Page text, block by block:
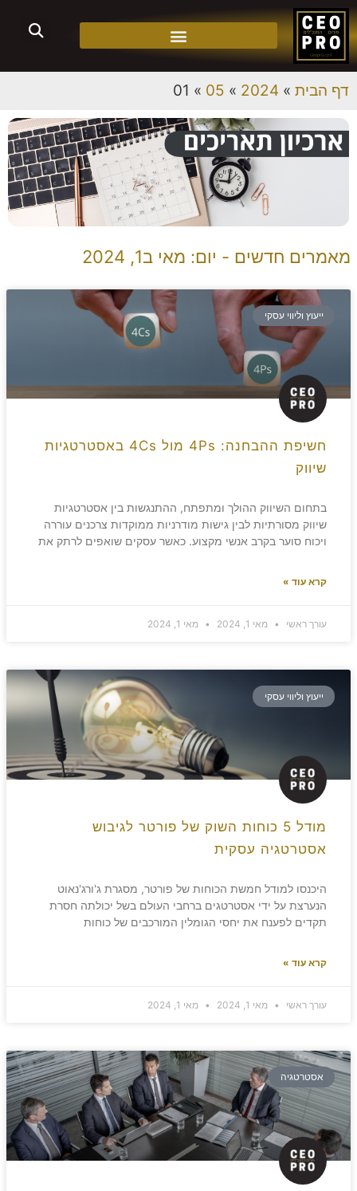
דף הבית »
2024
»
05
»
מאמרים חדשים - יום: מאי ב1, 2024
ייעוץ וליווי עסקי
חשיפת ההבחנה: 4Ps מול 4Cs באסטרטגיות
שיווק
בתחום השיווק ההולך ומתפתח, ההתנגשות בין אסטרטגיות
שיווק מסורתיות לבין גישות מודרניות ממוקדות צרכנים עוררה
ויכוח סוער בקרב אנשי מקצוע. כאשר עסקים שואפים לרתק את
קרא עוד »
עורך ראשי מאי 1, 2024 מאי 1, 2024
ייעוץ וליווי עסקי
מודל 5 כוחות השוק של פורטר לגיבוש
אסטרטגיה עסקית
היכנסו למודל חמשת הכוחות של פורטר, מסגרת ג'ורג'נאוט
הנערצת על ידי אסטרטגים ברחבי העולם בשל יכולתה חסרת
תקדים לפענח את יחסי הגומלין המורכבים של כוחות
קרא עוד »
עורך ראשי מאי 1, 2024 מאי 1, 2024
אסטרטגיה